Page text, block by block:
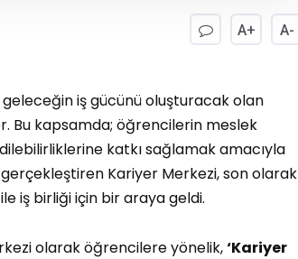
A+ A-
iş gücünü oluşturacak olan
Bu kapsamda; öğrencilerin meslek
katkı sağlamak amacıyla
Kariyer Merkezi, son olarak
iş birliği için bir araya geldi.
olarak öğrencilere yönelik,‘Kariyer